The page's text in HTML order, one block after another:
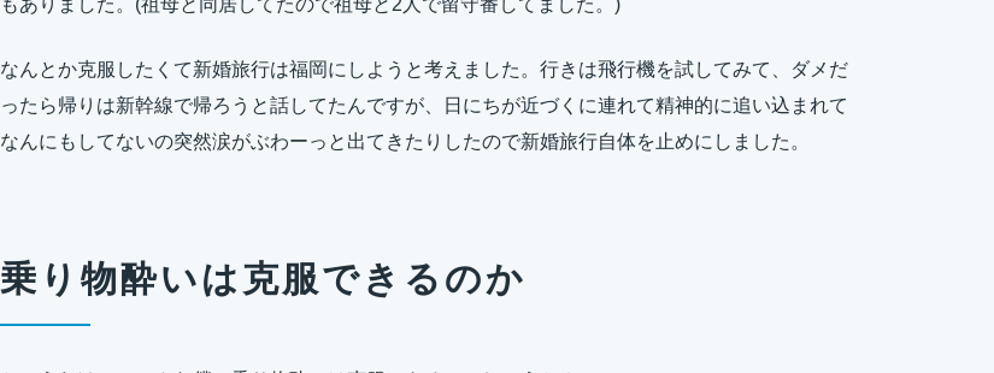
なんとか克服したくて新婚旅行は福岡にしようと考えました。行きは飛行機を試してみて、ダメだ
ったら帰りは新幹線で帰ろうと話してたんですが、日にちが近づくに連れて精神的に追い込まれて
なんにもしてないの突然涙がぶわーっと出てきたりしたので新婚旅行自体を止めにしました。
乗り物酔いは克服できるのか